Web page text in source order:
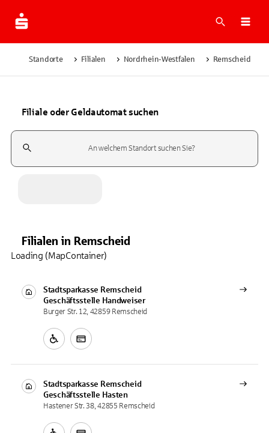
Suche
Standorte Filialen Nordrhein-Westfalen Remscheid
Filiale oder Geldautomat suchen
Suchfeld
Filialen in Remscheid
Stadtsparkasse Remscheid
Geschäftsstelle Handweiser
Burger Str. 12, 42859 Remscheid
Stadtsparkasse Remscheid
Geschäftsstelle Hasten
Hastener Str. 38, 42855 Remscheid
Loading (MapContainer)